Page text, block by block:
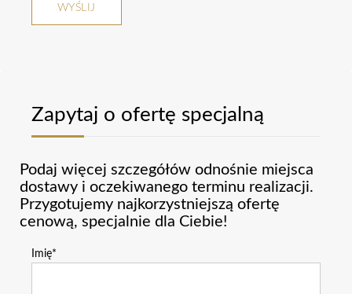
Zapytaj o ofertę specjalną
Podaj więcej szczegółów odnośnie miejsca
dostawy i oczekiwanego terminu realizacji.
Przygotujemy najkorzystniejszą ofertę
cenową, specjalnie dla Ciebie!
Imię*